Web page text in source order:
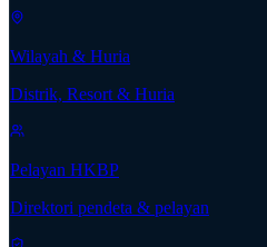
Wilayah & Huria
Distrik, Resort & Huria
Pelayan HKBP
Direktori pendeta & pelayan